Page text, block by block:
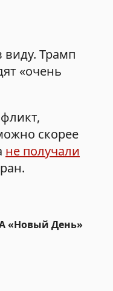
Трамп
«очень
скорее
не получали
«Новый День»